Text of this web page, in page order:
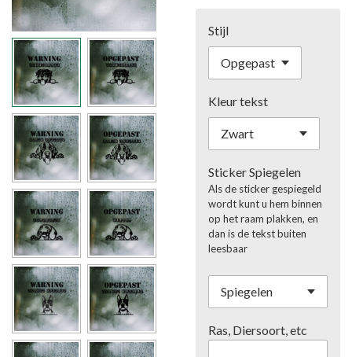
Stijl
Kleur tekst
Sticker Spiegelen
Als de sticker gespiegeld
wordt kunt u hem binnen
op het raam plakken, en
dan is de tekst buiten
leesbaar
Ras, Diersoort, etc